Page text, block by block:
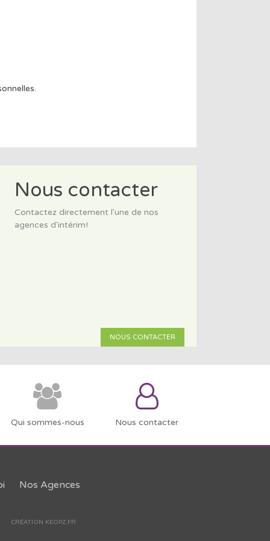
Nous contacter
Contactez directement l'une de nos
agences d'intérim!
NOUS CONTACTER
Qui sommes-nous Nous contacter
Nos Agences
CRÉATION KEOPZ.FR